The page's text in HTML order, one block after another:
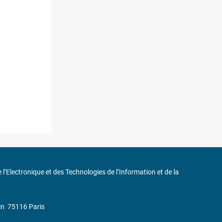
l’Electronique et des Technologies de l’Information et de la
75116 Paris